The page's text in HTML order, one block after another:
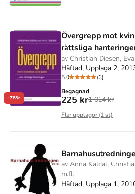
-78%
Övergrepp mot
rättsliga
av Christian Diesen,
Häftad, Upplaga 2,
5.0
(3)
Begagnad
225 kr1 024 kr
Fler upplagor (1st)
av Anna Kaldal,
m.fl.
Häftad, Upplaga 1,